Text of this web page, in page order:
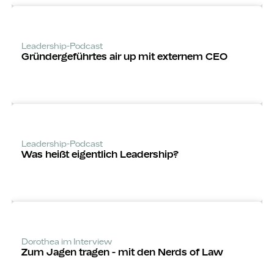
Leadership-Podcast
Gründerge­führtes air up mit externem CEO
Leadership-Podcast
Was heißt eigentlich Leadership?
Dorothea im Interview
Zum Jagen tragen - mit den Nerds of Law